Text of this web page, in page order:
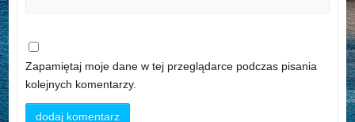
Zapamiętaj moje dane w tej przeglądarce podczas pisania
kolejnych komentarzy.